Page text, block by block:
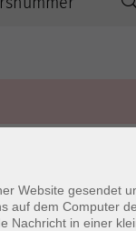
Website gesendet
auf dem Computer
Nachricht in einer